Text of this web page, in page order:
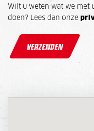
Wilt u weten wat we met
doen? Lees dan onze
VERZENDEN